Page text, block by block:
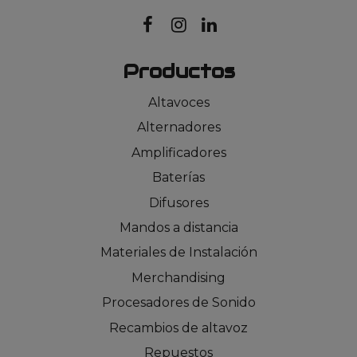
Productos
Altavoces
Alternadores
Amplificadores
Baterías
Difusores
Mandos a distancia
Materiales de Instalación
Merchandising
Procesadores de Sonido
Recambios de altavoz
Repuestos